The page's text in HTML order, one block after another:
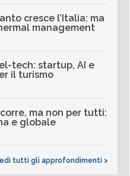
cresce l’Italia: ma
management
tech: startup, AI e
il turismo
corre, ma non per tutti:
e globale
tutti gli approfondimenti >